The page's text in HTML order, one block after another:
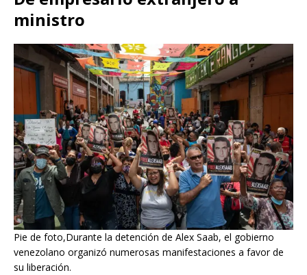
ministro
Pie de foto,Durante la detención de Alex Saab, el gobierno
venezolano organizó numerosas manifestaciones a favor de
su liberación.